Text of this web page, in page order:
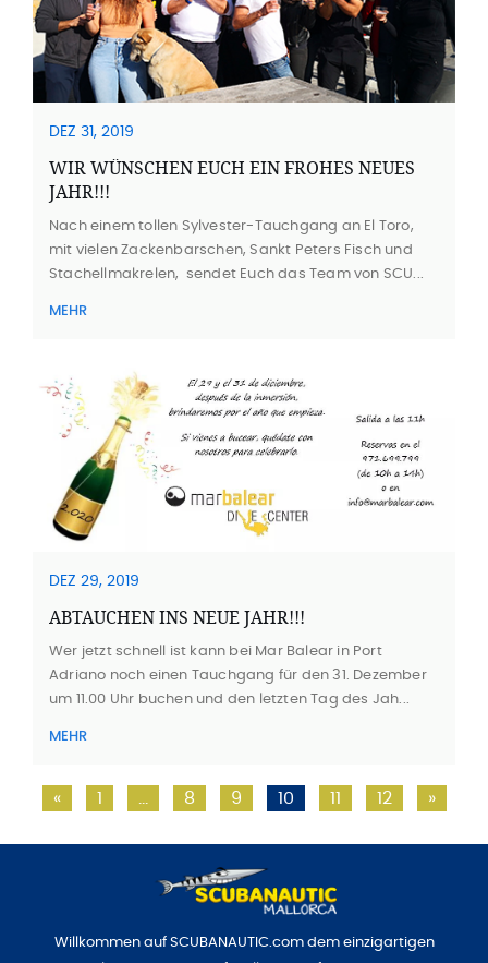
DEZ 31, 2019
WIR WÜNSCHEN EUCH EIN FROHES NEUES
JAHR!!!
Nach einem tollen Sylvester-Tauchgang an El Toro,
mit vielen Zackenbarschen, Sankt Peters Fisch und
Stachellmakrelen, sendet Euch das Team von SCU...
MEHR
DEZ 29, 2019
ABTAUCHEN INS NEUE JAHR!!!
Wer jetzt schnell ist kann bei Mar Balear in Port
Adriano noch einen Tauchgang für den 31. Dezember
um 11.00 Uhr buchen und den letzten Tag des Jah...
MEHR
« 1 … 8 9 10 11 12 »
Willkommen auf SCUBANAUTIC.com dem einzigartigen